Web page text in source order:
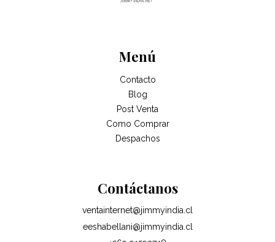
Menú
Contacto
Blog
Post Venta
Como Comprar
Despachos
Contáctanos
ventainternet@jimmyindia.cl
eeshabellani@jimmyindia.cl